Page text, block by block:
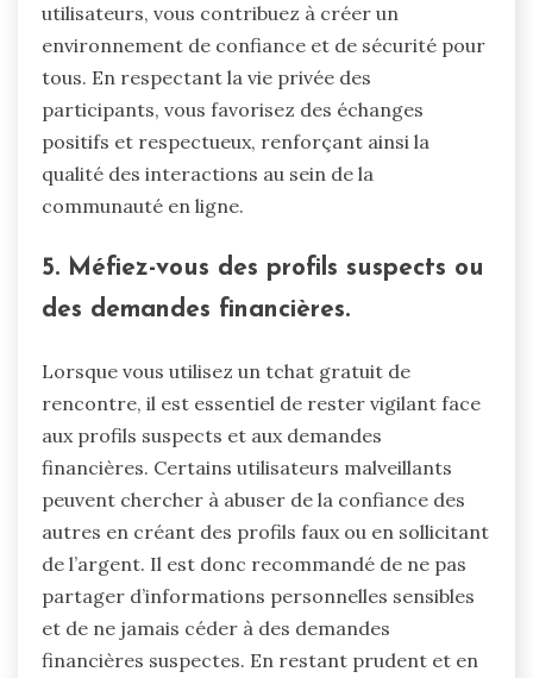
utilisateurs, vous contribuez à créer un
environnement de confiance et de sécurité pour
tous. En respectant la vie privée des
participants, vous favorisez des échanges
positifs et respectueux, renforçant ainsi la
qualité des interactions au sein de la
communauté en ligne.
5. Méfiez-vous des profils suspects ou
des demandes financières.
Lorsque vous utilisez un tchat gratuit de
rencontre, il est essentiel de rester vigilant face
aux profils suspects et aux demandes
financières. Certains utilisateurs malveillants
peuvent chercher à abuser de la confiance des
autres en créant des profils faux ou en sollicitant
de l’argent. Il est donc recommandé de ne pas
partager d’informations personnelles sensibles
et de ne jamais céder à des demandes
financières suspectes. En restant prudent et en